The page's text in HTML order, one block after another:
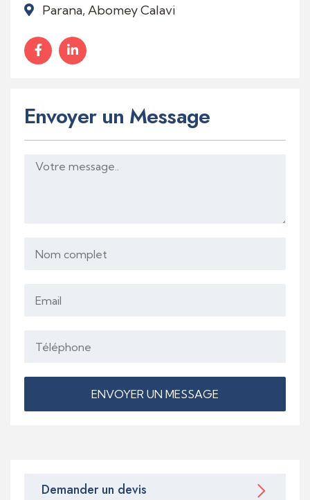
Parana, Abomey Calavi
Envoyer un Message
ENVOYER UN MESSAGE
Demander un devis